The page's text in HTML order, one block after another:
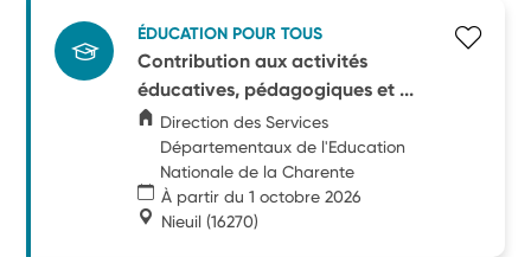
ÉDUCATION POUR TOUS
Contribution aux activités
éducatives, pédagogiques et ...
Direction des Services
Départementaux de l'Education
Nationale de la Charente
À partir du 1 octobre 2026
Nieuil (16270)